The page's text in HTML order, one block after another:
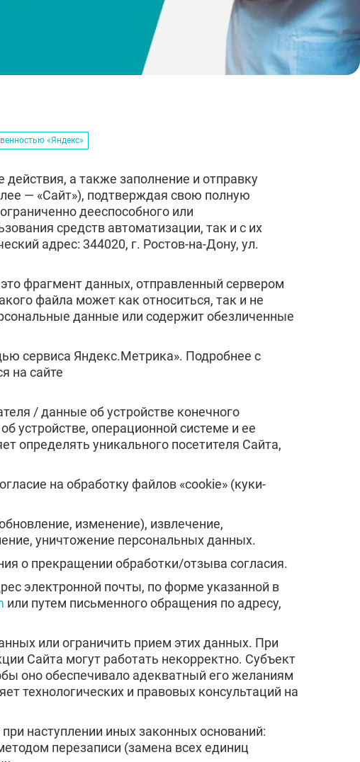
«Яндекс»
а также заполнение и отправку
— «Сайт»), подтверждая свою полную
дееспособного или
средств автоматизации, так и с их
адрес: 344020, г. Ростов-на-Дону, ул.
фрагмент данных, отправленный сервером
файла может как относиться, так и не
данные или содержит обезличенные
сервиса Яндекс.Метрика». Подробнее с
на сайте
/ данные об устройстве конечного
устройстве, операционной системе и ее
определять уникального посетителя Сайта,
на обработку файлов «cookie» (куки-
изменение), извлечение,
уничтожение персональных данных.
о прекращении обработки/отзыва согласия.
электронной почты, по форме указанной в
или путем письменного обращения по адресу,
или ограничить прием этих данных. При
Сайта могут работать некорректно. Субъект
оно обеспечивало адекватный его желаниям
технологических и правовых консультаций на
наступлении иных законных оснований:
перезаписи (замена всех единиц